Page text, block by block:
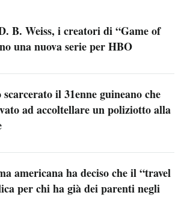
B. Weiss, i creatori di “Game of
una nuova serie per HBO
il 31enne guineano che
ad accoltellare un poliziotto alla
americana ha deciso che il “travel
per chi ha già dei parenti negli